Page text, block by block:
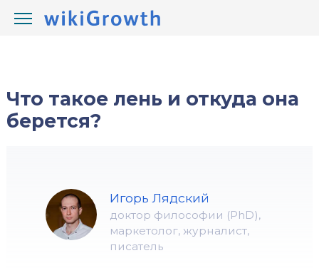
wikiGrowth.com / Жизнь / ничего не хочу
Что такое лень и откуда она
берется?
Игорь Лядский
доктор философии (PhD),
маркетолог, журналист,
писатель